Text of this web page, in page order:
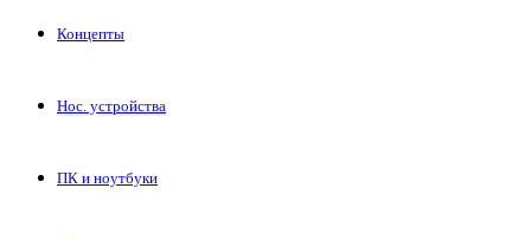
Концепты
Нос. устройства
ПК и ноутбуки